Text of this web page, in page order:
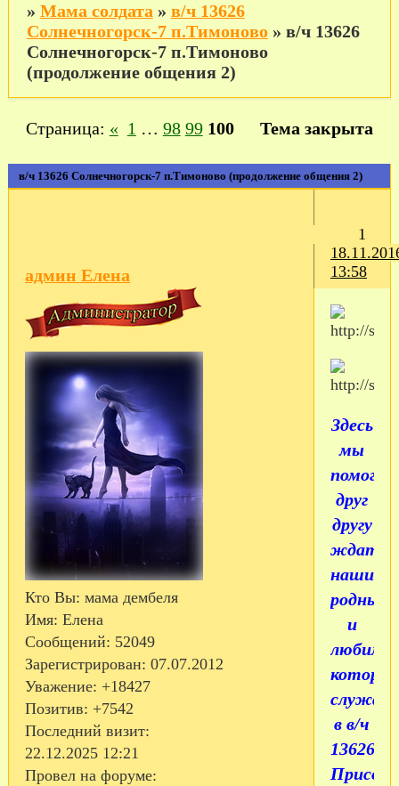
» Мама солдата » в/ч 13626
Солнечногорск-7 п.Тимоново » в/ч 13626
Солнечногорск-7 п.Тимоново
(продолжение общения 2)
в/ч 13626 Солнечногорск-7 п.Тимоново (продолжение общения 2)
Страница: « 1 … 98 99 100 Тема закрыта
1
13:58
админ Елена
Кто Вы: мама дембеля
Имя: Елена
Сообщений: 52049
Зарегистрирован: 07.07.2012
Уважение: +18427
Позитив: +7542
Последний визит:
22.12.2025 12:21
Провел на форуме:
Здесь
мы
друг
другу
ждать
наших
родных
и
которые
служат
в в/ч
13626.